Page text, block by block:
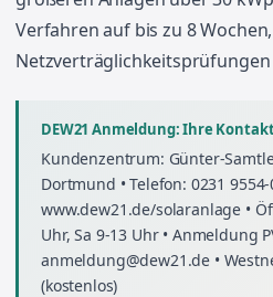
Verfahren auf bis zu 8
DEW21 Anmeldung: Ihre
Kundenzentrum: Günter-
Dortmund • Telefon: 0231
www.dew21.de/solaranlage •
Uhr, Sa 9-13 Uhr • Anmeldung
anmeldung@dew21.de •
(kostenlos)